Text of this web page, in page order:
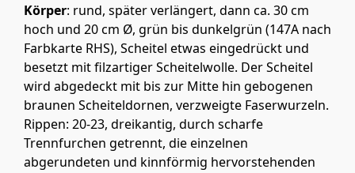
Körper: rund, später verlängert, dann ca. 30 cm
hoch und 20 cm Ø, grün bis dunkelgrün (147A nach
Farbkarte RHS), Scheitel etwas eingedrückt und
besetzt mit filzartiger Scheitelwolle. Der Scheitel
wird abgedeckt mit bis zur Mitte hin gebogenen
braunen Scheiteldornen, verzweigte Faserwurzeln.
Rippen: 20-23, dreikantig, durch scharfe
Trennfurchen getrennt, die einzelnen
abgerundeten und kinnförmig hervorstehenden